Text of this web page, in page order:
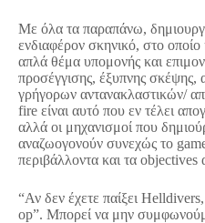
Με όλα τα παραπάνω,
ενδιαφέρον σκηνικό, στο οποίο
απλά θέμα υπομονής και
προσέγγισης, έξυπνης σκέψης,
γρήγορων αντανακλαστικών/
fire είναι αυτό που εν τέλει
αλλά οι μηχανισμοί που
αναζωογονούν συνεχώς το
περιβάλλοντα και τα objectives
“Αν δεν έχετε παίξει
op”. Μπορεί να μην